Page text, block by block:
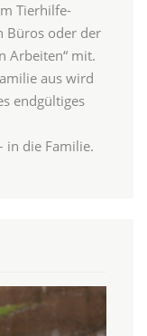
Tierhilfe-
Büros oder der
Arbeiten“ mit.
aus wird
endgültiges
in die Familie.